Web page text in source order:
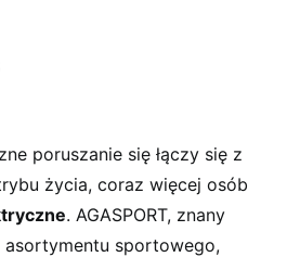
poruszanie się łączy się z
życia, coraz więcej osób
. AGASPORT, znany
sportowego,